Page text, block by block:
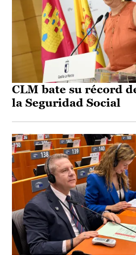
CLM bate su récord
la Seguridad Social